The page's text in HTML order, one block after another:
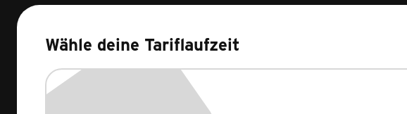
Wähle deine Tariflaufzeit